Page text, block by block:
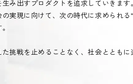
み出すプロダクトを追求していきま
実現に向けて、次の時代に求められ
挑戦を止めることなく、社会ととも